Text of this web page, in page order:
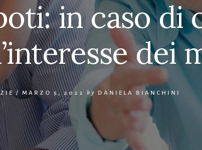
in caso di
dei
/ MARZO 5, 2022 by DANIELA BIANCHINI